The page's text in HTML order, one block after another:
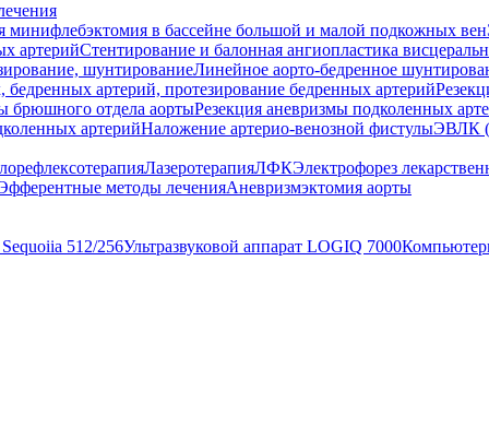
минифлебэктомия в бассейне большой и малой подкожных вен
артерийСтентирование и балонная ангиопластика
шунтированиеЛинейное аорто-бедренное
артерий, протезирование бедренных артерий
брюшного отдела аортыРезекция аневризмы подколенных
артерийНаложение артерио-венозной фистулыЭВЛК
ЛазеротерапияЛФКЭлектрофорез
методы леченияАневризмэктомия аорты
512/256Ультразвуковой аппарат LOGIQ 7000